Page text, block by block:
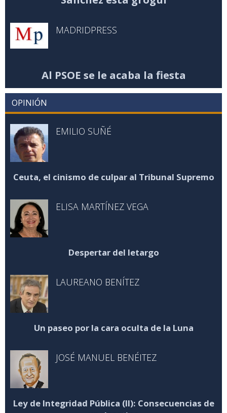
MADRIDPRESS
Al PSOE se le acaba la fiesta
OPINIÓN
EMILIO SUÑÉ
Ceuta, el cinismo de culpar al Tribunal Supremo
ELISA MARTÍNEZ VEGA
Despertar del letargo
LAUREANO BENÍTEZ
Un paseo por la cara oculta de la Luna
JOSÉ MANUEL BENÉITEZ
Ley de Integridad Pública (II): Consecuencias de